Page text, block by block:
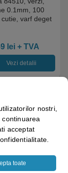
0.1mm, 100
cutie, varf deget
lei+ TVA
Vezi detalii
nostri,
acceptat
toate